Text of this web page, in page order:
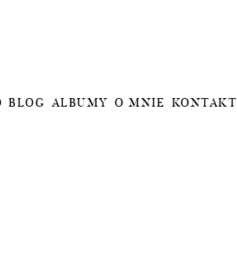
BLOG ALBUMY O MNIE KONTAKT